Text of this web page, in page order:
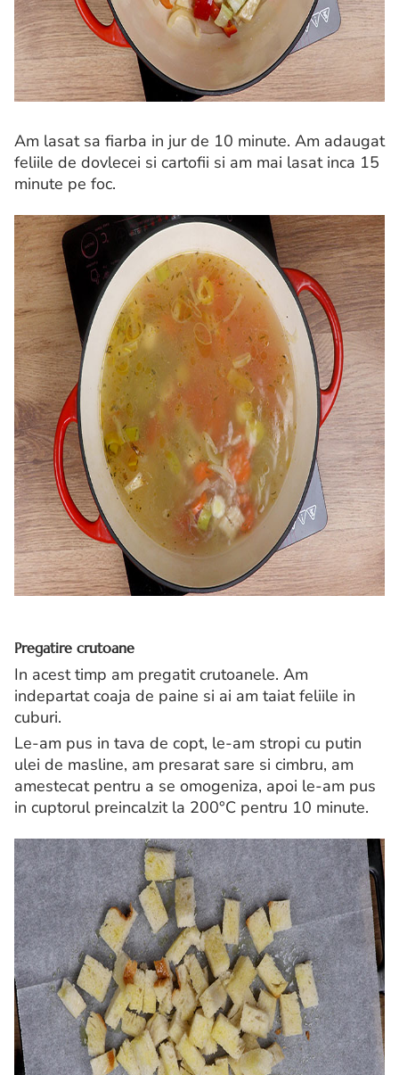
Am lasat sa fiarba in jur de 10 minute. Am adaugat
feliile de dovlecei si cartofii si am mai lasat inca 15
minute pe foc.
Pregatire crutoane
In acest timp am pregatit crutoanele. Am
indepartat coaja de paine si ai am taiat feliile in
cuburi.
Le-am pus in tava de copt, le-am stropi cu putin
ulei de masline, am presarat sare si cimbru, am
amestecat pentru a se omogeniza, apoi le-am pus
in cuptorul preincalzit la 200°C pentru 10 minute.